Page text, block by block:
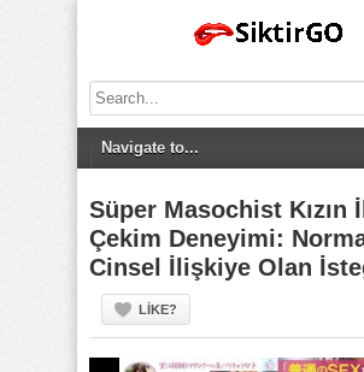
Search
for:
Süper Masochist Kızın
Çekim Deneyimi:
Cinsel İlişkiye Olan
LIKE?